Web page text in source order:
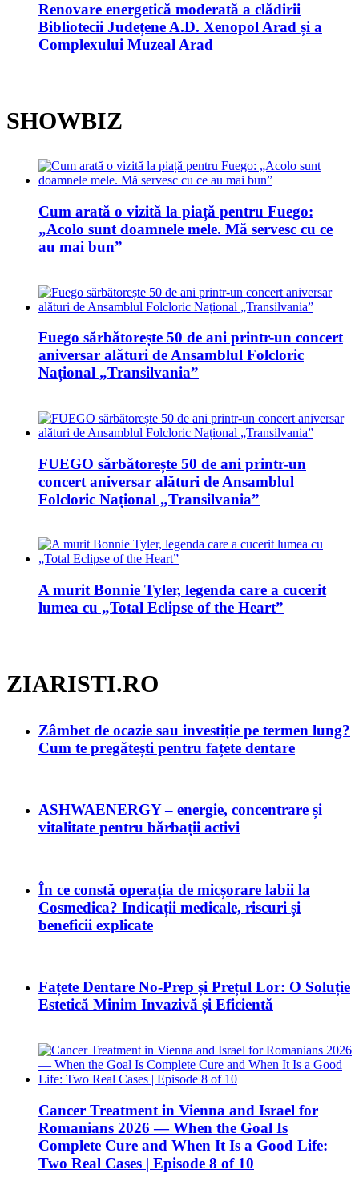
Renovare energetică moderată a clădirii
Bibliotecii Județene A.D. Xenopol Arad și a
Complexului Muzeal Arad
SHOWBIZ
Cum arată o vizită la piață pentru Fuego:
„Acolo sunt doamnele mele. Mă servesc cu ce
au mai bun”
Fuego sărbătorește 50 de ani printr-un concert
aniversar alături de Ansamblul Folcloric
Național „Transilvania”
FUEGO sărbătorește 50 de ani printr-un
concert aniversar alături de Ansamblul
Folcloric Național „Transilvania”
A murit Bonnie Tyler, legenda care a cucerit
lumea cu „Total Eclipse of the Heart”
ZIARISTI.RO
Zâmbet de ocazie sau investiție pe termen lung?
Cum te pregătești pentru fațete dentare
ASHWAENERGY – energie, concentrare și
vitalitate pentru bărbații activi
În ce constă operația de micșorare labii la
Cosmedica? Indicații medicale, riscuri și
beneficii explicate
Fațete Dentare No-Prep și Prețul Lor: O Soluție
Estetică Minim Invazivă și Eficientă
Cancer Treatment in Vienna and Israel for
Romanians 2026 — When the Goal Is
Complete Cure and When It Is a Good Life:
Two Real Cases | Episode 8 of 10